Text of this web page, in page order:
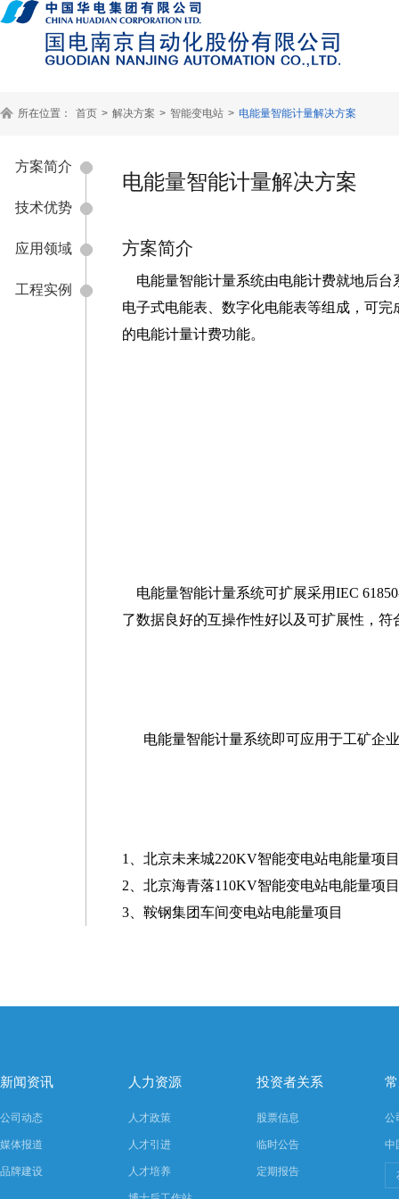
所在位置： 首页 > 解决方案 > 智能变电站 > 电能量智能计量解决方案
方案简介
技术优势
应用领域
工程实例
电能量智能计量解决方案
方案简介
电能量智能计量系统由电能计费就地后台
电子式电能表、数字化电能表等组成，可
的电能计量计费功能。
电能量智能计量系统可扩展采用IEC
了数据良好的互操作性好以及可扩展性，
电能量智能计量系统即可应用于工矿企
1、北京未来城220KV智能变电站电能量项
2、北京海青落110KV智能变电站电能量项
3、鞍钢集团车间变电站电能量项目
新闻资讯
公司动态
媒体报道
品牌建设
人力资源
人才政策
人才引进
人才培养
投资者关系
股票信息
临时公告
定期报告
公
中